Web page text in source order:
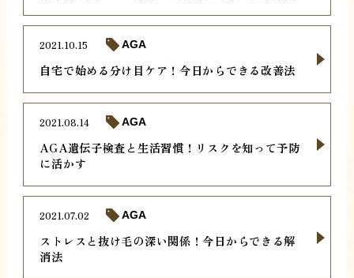
自宅で始める分け目ケア！今日からできる改善法
2021.10.15 AGA
AGA遺伝子検査と生活習慣！リスクを知って予防
に活かす
2021.08.14 AGA
ストレスと抜け毛の深い関係！今日からできる解
消法
2021.07.02 AGA